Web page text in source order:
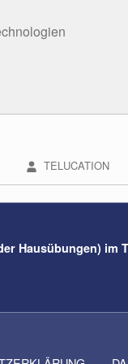
WRITTEN BY:
TELUCATION
Hausübungen) im